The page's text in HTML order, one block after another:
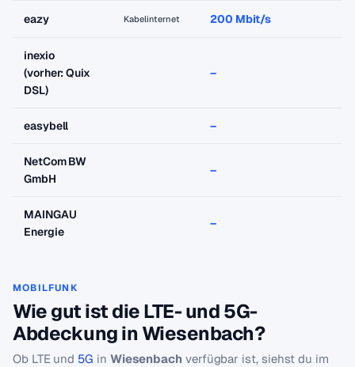
eazy Kabelinternet 200 Mbit/s
inexio
(vorher: Quix
DSL)
–
easybell –
NetCom BW
GmbH
–
MAINGAU
Energie
–
MOBILFUNK
Wie gut ist die LTE- und 5G-
Abdeckung in Wiesenbach?
Ob LTE und 5G in Wiesenbach verfügbar ist, siehst du im